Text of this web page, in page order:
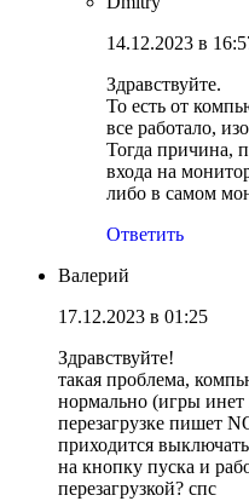
14.12.2023 в
Здравствуйте.
То есть от
все работало,
Тогда причина,
входа на
либо в самом
Ответить
Валерий
17.12.2023 в 01:25
Здравствуйте!
такая проблема,
нормально (игры инет
перезагрузке пишет
приходится
на кнопку пуска и
перезагрузкой? спс